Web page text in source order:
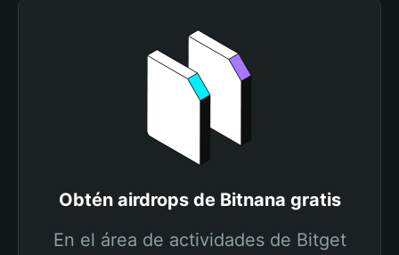
Obtén airdrops de Bitnana gratis
En el área de actividades de Bitget